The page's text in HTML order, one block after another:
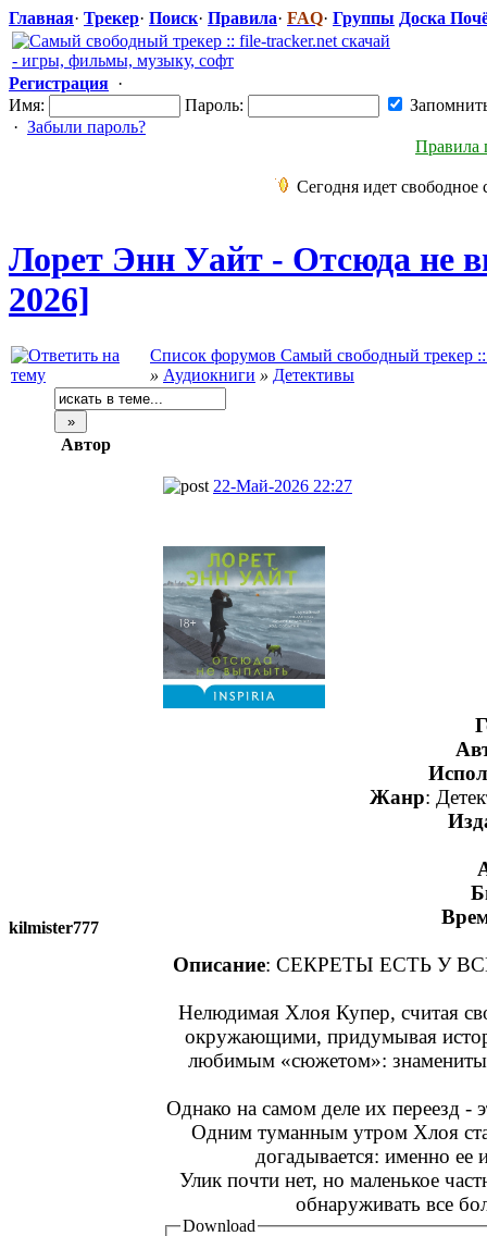
Главная· Трекер· Поиск· Правила· FAQ· Группы Доска
Регистрация ·
Имя:
Пароль:
· Забыли пароль?
Правила
Сегодня идет свободное
Лорет Энн Уайт - Отсюда не
2026]
Список форумов Самый свободный трекер
» Аудиокниги » Детективы
Автор
kilmister777
22-Май-2026 22:27
Жанр:
Описание: СЕКРЕТЫ ЕСТЬ У
Нелюдимая Хлоя Купер, считая
окружающими, придумывая
любимым «сюжетом»:
Однако на самом деле их переезд -
Одним туманным утром Хлоя
догадывается: именно ее
Улик почти нет, но маленькое
обнаруживать все
Download